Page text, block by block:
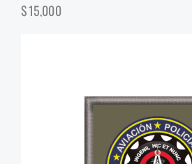
$15,000